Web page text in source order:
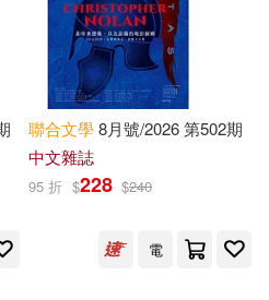
美食(1323)
聯合文學8月號/2026 第502期
中文雜誌
95 折 $228 $240
電